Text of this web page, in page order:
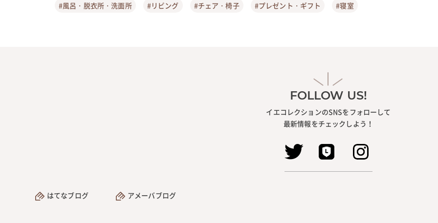
#風呂・脱衣所・洗面所 #リビング #チェア・椅子 #プレゼント・ギフト #寝室
FOLLOW US!
イエコレクションのSNSをフォローして
最新情報をチェックしよう！
はてなブログ アメーバブログ